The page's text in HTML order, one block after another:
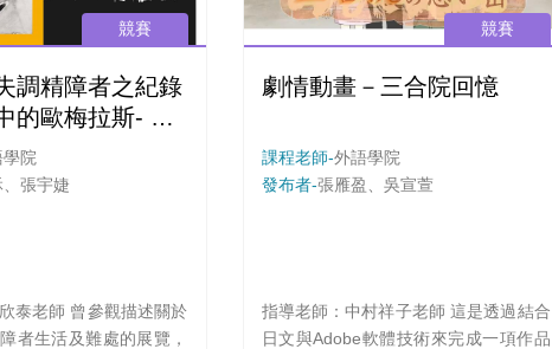
競賽
調精障者之紀錄
的歐梅拉斯- 走
症的世界》
院
張宇婕
泰老師 曾參觀描述關於
者生活及難處的展覽，
競賽
劇情動畫－三合院回憶
課程老師-外語學院
發布者-張雁盈、吳宣萱
指導老師：中村祥子老師 這是透過結合
日文與Adobe軟體技術來完成一項作品